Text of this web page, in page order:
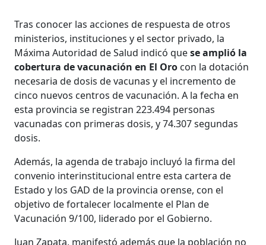
Tras conocer las acciones de respuesta de otros
ministerios, instituciones y el sector privado, la
Máxima Autoridad de Salud indicó quese amplió la
cobertura de vacunación en El Oro con la dotación
necesaria de dosis de vacunas y el incremento de
cinco nuevos centros de vacunación. A la fecha en
esta provincia se registran 223.494 personas
vacunadas con primeras dosis, y 74.307 segundas
dosis.
Además, la agenda de trabajo incluyó la firma del
convenio interinstitucional entre esta cartera de
Estado y los GAD de la provincia orense, con el
objetivo de fortalecer localmente el Plan de
Vacunación 9/100, liderado por el Gobierno.
Juan Zapata, manifestó además que la población no